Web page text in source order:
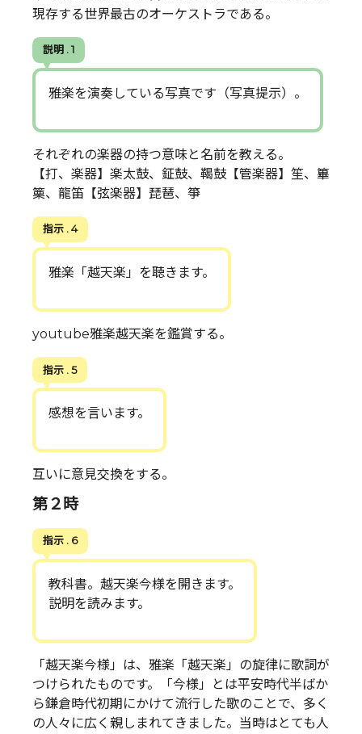
現存する世界最古のオーケストラである。
説明 . 1
雅楽を演奏している写真です（写真提示）。
それぞれの楽器の持つ意味と名前を教える。
【打、楽器】楽太鼓、鉦鼓、鞨鼓【管楽器】笙、篳
篥、龍笛【弦楽器】琵琶、箏
指示 . 4
雅楽「越天楽」を聴きます。
youtube雅楽越天楽を鑑賞する。
指示 . 5
感想を言います。
互いに意見交換をする。
第２時
指示 . 6
教科書。越天楽今様を開きます。
説明を読みます。
「越天楽今様」は、雅楽「越天楽」の旋律に歌詞が
つけられたものです。「今様」とは平安時代半ばか
ら鎌倉時代初期にかけて流行した歌のことで、多く
の人々に広く親しまれてきました。当時はとても人